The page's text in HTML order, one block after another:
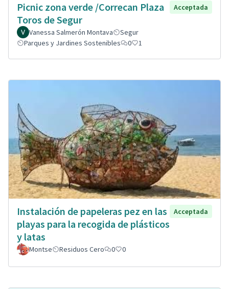
Picnic zona verde /Correcan Plaza
Toros de Segur
Acceptada
Vanessa Salmerón Montava
Segur
Parques y Jardines Sostenibles
0 1
Instalación de papeleras pez en las
playas para la recogida de plásticos
y latas
Acceptada
Montse Residuos Cero 0 0